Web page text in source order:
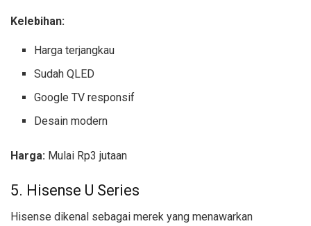
Kelebihan:
Harga terjangkau
Sudah QLED
Google TV responsif
Desain modern
Harga: Mulai Rp3 jutaan
5. Hisense U Series
Hisense dikenal sebagai merek yang menawarkan